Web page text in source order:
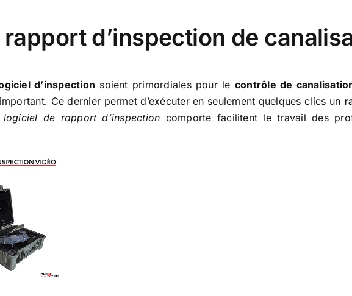
d’inspection de
d’inspection soient primordiales pour le contrôle de
Ce dernier permet d’exécuter en seulement quelques clics un
logiciel de rapport d’inspection comporte facilitent le travail des